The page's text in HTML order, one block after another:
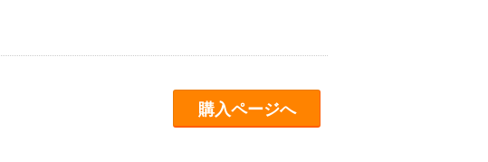
購入ページへ